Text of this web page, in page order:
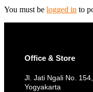
You must be logged in to
Office & Store
Jl. Jati Ngali No.
Yogyakarta